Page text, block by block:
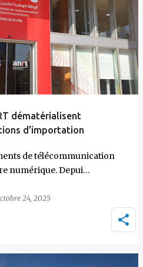
dématérialisent
d'importation
de télécommunication
numérique. Depui…
24, 2025